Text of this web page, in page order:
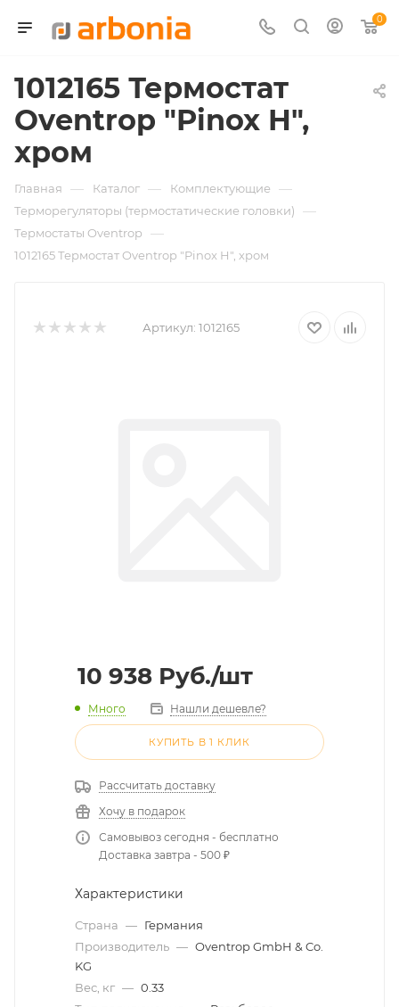
0
1012165 Термостат
Oventrop "Pinox H",
хром
Главная — Каталог — Комплектующие —
Терморегуляторы (термостатические головки) —
Термостаты Oventrop —
1012165 Термостат Oventrop "Pinox H", хром
Артикул: 1012165
10 938 Руб./шт
Много Нашли дешевле?
КУПИТЬ В 1 КЛИК
Рассчитать доставку
Хочу в подарок
Самовывоз сегодня - бесплатно
Доставка завтра - 500 ₽
Характеристики
Страна — Германия
Производитель — Oventrop GmbH & Co.
KG
Вес, кг — 0.33